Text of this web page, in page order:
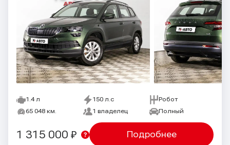
1.4 л 150 л.с
Робот
65 048 км.
1 владелец Полный
Подробнее
1 315 000 ₽